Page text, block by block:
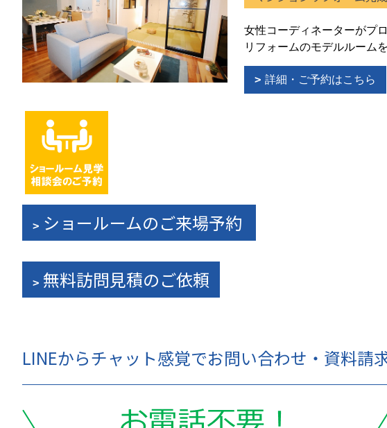
女性コーディネーターがプ
リフォームのモデルルーム
詳細・ご予約はこちら
ショールームのご来場予約
無料訪問見積のご依頼
LINEからチャット感覚でお問い合わせ・資料請